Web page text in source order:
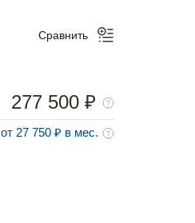
Сравнить
277 500 ₽
от 27 750 ₽ в мес.